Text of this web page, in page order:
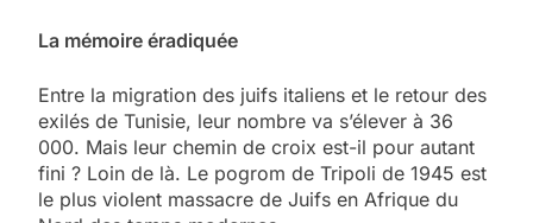
La mémoire éradiquée
Entre la migration des juifs italiens et le retour des
exilés de Tunisie, leur nombre va s’élever à 36
000. Mais leur chemin de croix est-il pour autant
fini ? Loin de là. Le pogrom de Tripoli de 1945 est
le plus violent massacre de Juifs en Afrique du